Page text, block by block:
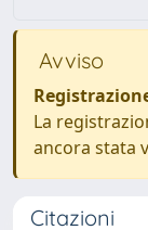
Avviso
La
ancora stata
Citazioni